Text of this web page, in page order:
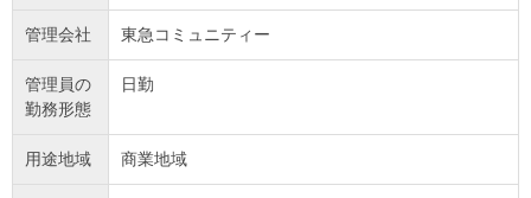
管理会社 東急コミュニティー
管理員の
勤務形態
日勤
用途地域 商業地域